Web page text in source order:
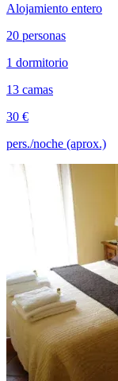
Alojamiento entero
20 personas
1 dormitorio
13 camas
30 €
pers./noche (aprox.)